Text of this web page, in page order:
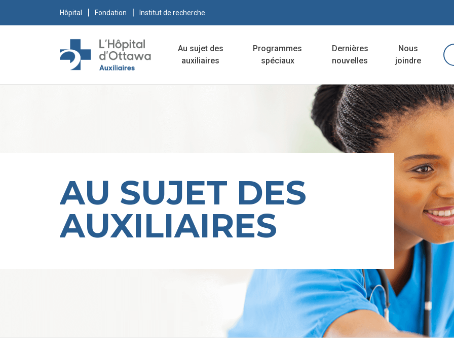
Hôpital Fondation Institut de recherche
Au sujet des
auxiliaires
Programmes
spéciaux
Dernières
nouvelles
Nous
joindre
AU SUJET DES
AUXILIAIRES